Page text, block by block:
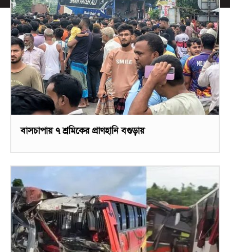
বাসচাপায় ৭ শ্রমিকের প্রাণহানি বগুড়ায়